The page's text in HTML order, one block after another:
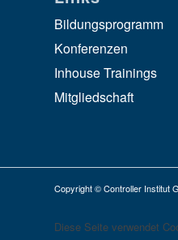
Bildungsprogramm
Konferenzen
Inhouse Trainings
Mitgliedschaft
Copyright © Controller Institut
Diese Seite verwendet